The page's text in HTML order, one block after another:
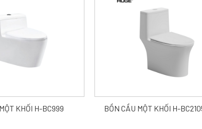
KHỐI H-BC999 BỒN CẦU MỘT KHỐI H-